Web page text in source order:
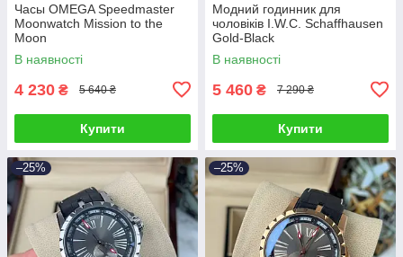
Часы OMEGA Speedmaster
Moonwatch Mission to the
Moon
В наявності
4 230 ₴ 5 640 ₴
Купити
Модний годинник для
чоловіків I.W.C. Schaffhausen
Gold-Black
В наявності
5 460 ₴ 7 290 ₴
Купити
–25% –25%